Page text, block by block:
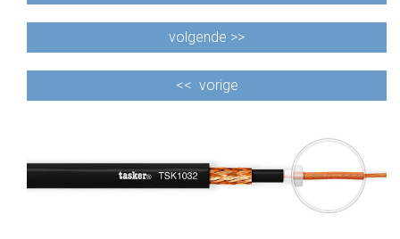
volgende >>
<< vorige